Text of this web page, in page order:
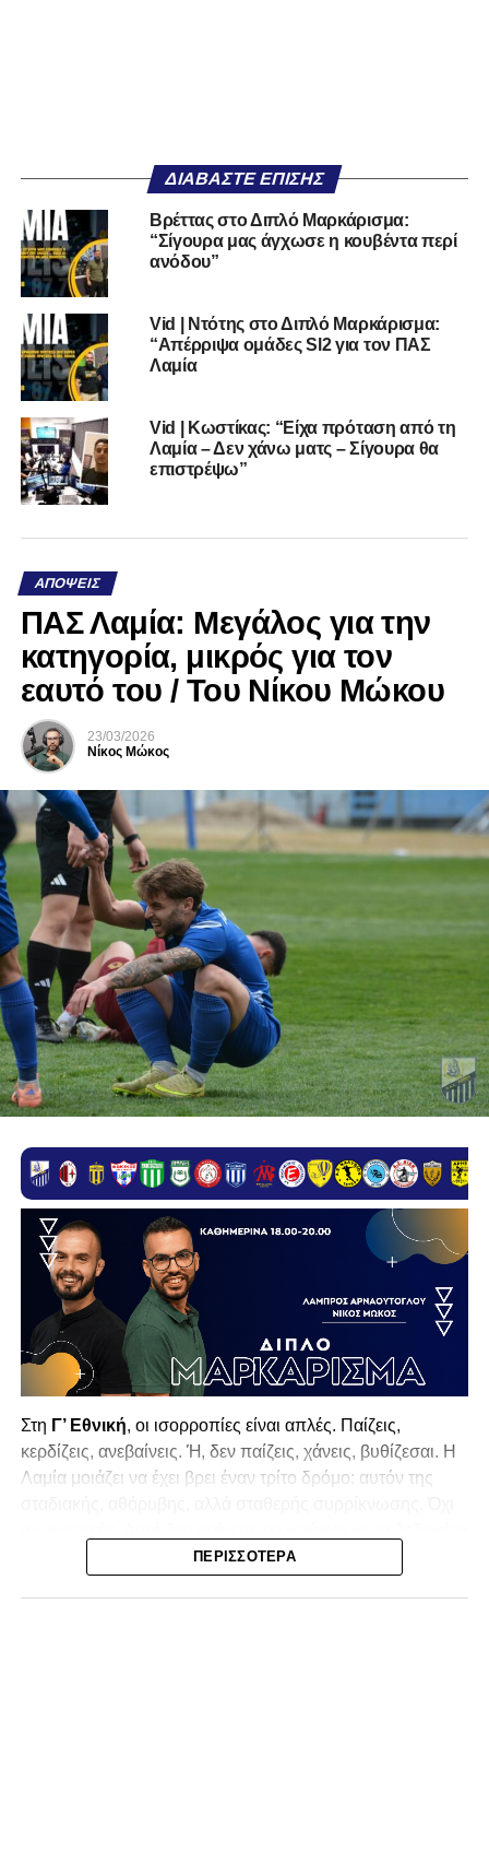
ΔΙΑΒΆΣΤΕ ΕΠΊΣΗΣ
Βρέττας στο Διπλό Μαρκάρισμα:
“Σίγουρα μας άγχωσε η κουβέντα περί
ανόδου”
Vid | Ντότης στο Διπλό Μαρκάρισμα:
“Απέρριψα ομάδες Sl2 για τον ΠΑΣ
Λαμία
Vid | Κωστίκας: “Είχα πρόταση από τη
Λαμία – Δεν χάνω ματς – Σίγουρα θα
επιστρέψω”
ΑΠΌΨΕΙΣ
ΠΑΣ Λαμία: Μεγάλος για την
κατηγορία, μικρός για τον
εαυτό του / Του Νίκου Μώκου
23/03/2026
Νίκος Μώκος
Στη Γ’ Εθνική, οι ισορροπίες είναι απλές. Παίζεις,
κερδίζεις, ανεβαίνεις. Ή, δεν παίζεις, χάνεις, βυθίζεσαι. Η
Λαμία μοιάζει να έχει βρει έναν τρίτο δρόμο: αυτόν της
της κατηγορίας. Της συρρίκνωσης της ίδιας της
ΠΕΡΙΣΣΌΤΕΡΑ